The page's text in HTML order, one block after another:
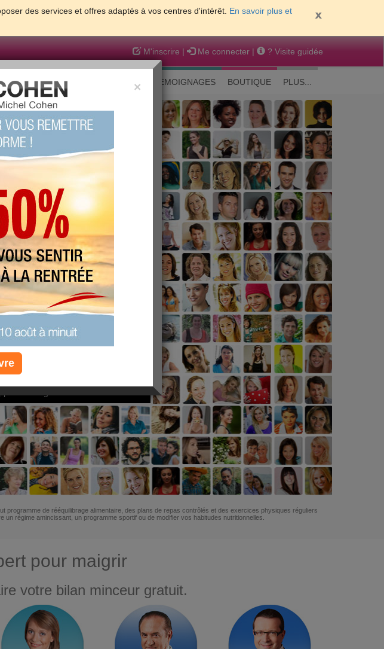
des services et offres adaptés à vos centres d'intérêt. En savoir plus et
M'inscrire | Me connecter | ? Visite guidée
GROSSESSE & BEBE TEMOIGNAGES BOUTIQUE PLUS...
et être bien dans sa peau
PLUS
COACHING
gratuit
de rééquilibrage alimentaire, des plans de repas contrôlés et des exercices physiques réguliers
régime amincissant, un programme sportif ou de modifier vos habitudes nutritionnelles.
pour maigrir
votre bilan minceur gratuit.
×